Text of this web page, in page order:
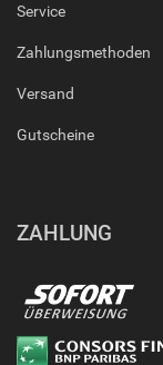
Service
Zahlungsmethoden
Versand
Gutscheine
ZAHLUNG